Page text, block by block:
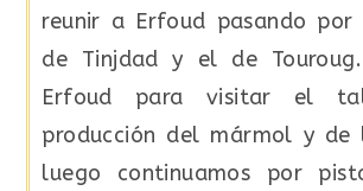
reunir a Erfoud pasando
de Tinjdad y el de
Erfoud para visitar el
producción del mármol y de
luego continuamos por